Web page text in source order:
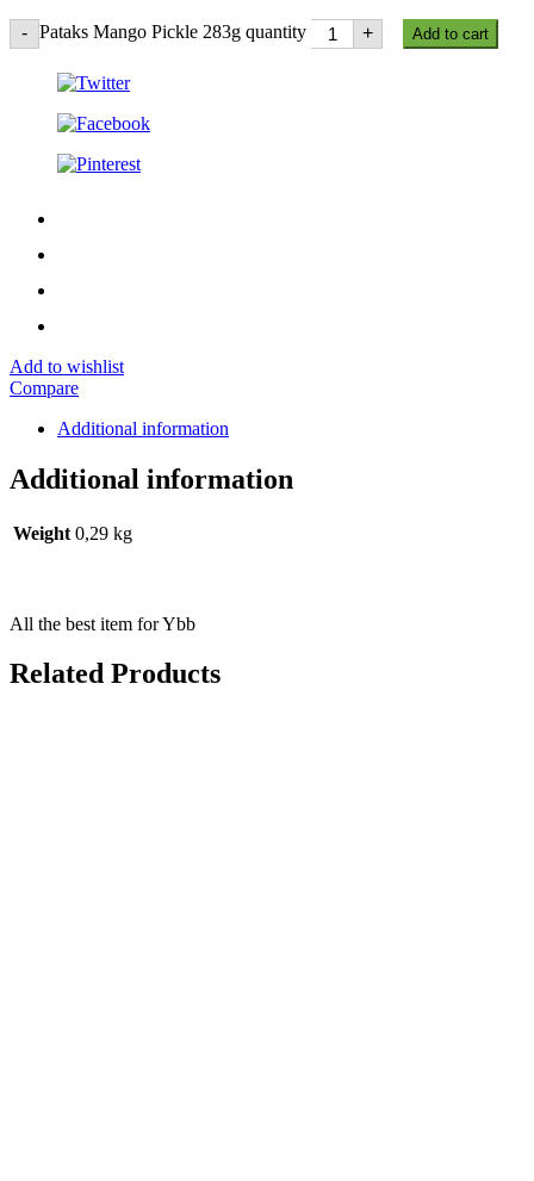
- Pataks Mango Pickle 283g quantity + Add to cart
Add to wishlist
Compare
Additional information
Additional information
Weight 0,29 kg
All the best item for Ybb
Related Products